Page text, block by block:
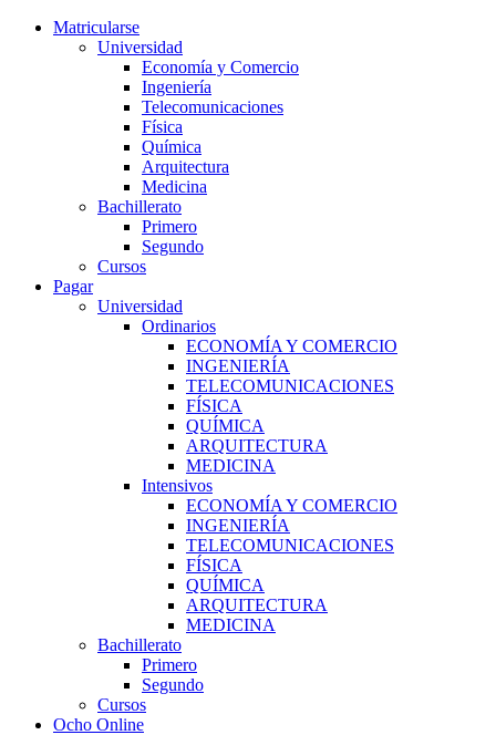
Matricularse
Universidad
Economía y Comercio
Ingeniería
Telecomunicaciones
Física
Química
Arquitectura
Medicina
Bachillerato
Primero
Segundo
Cursos
Pagar
Universidad
Ordinarios
ECONOMÍA Y COMERCIO
INGENIERÍA
TELECOMUNICACIONES
FÍSICA
QUÍMICA
ARQUITECTURA
MEDICINA
Intensivos
ECONOMÍA Y COMERCIO
INGENIERÍA
TELECOMUNICACIONES
FÍSICA
QUÍMICA
ARQUITECTURA
MEDICINA
Bachillerato
Primero
Segundo
Cursos
Ocho Online